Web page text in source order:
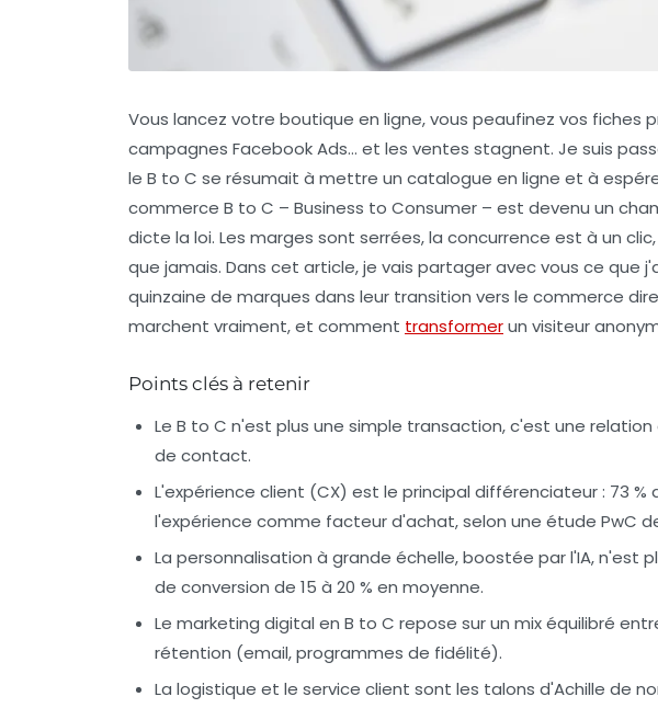
Vous lancez votre boutique en ligne, vous peaufinez vos fiches
campagnes Facebook Ads… et les ventes stagnent. Je suis
le B to C se résumait à mettre un catalogue en ligne et à
commerce B to C – Business to Consumer – est devenu un
dicte la loi. Les marges sont serrées, la concurrence est à un
que jamais. Dans cet article, je vais partager avec vous ce que
quinzaine de marques dans leur transition vers le commerce
marchent vraiment, et comment transformerun visiteur
Points clés à retenir
Le B to C n'est plus une simple transaction, c'est une
de contact.
L'expérience client (CX) est le principal différenciateur : 73
l'expérience comme facteur d'achat, selon une étude PwC
La personnalisation à grande échelle, boostée par l'IA, n'est
de conversion de 15 à 20 % en moyenne.
Le marketing digital en B to C repose sur un mix équilibré
rétention (email, programmes de fidélité).
La logistique et le service client sont les talons d'Achille de